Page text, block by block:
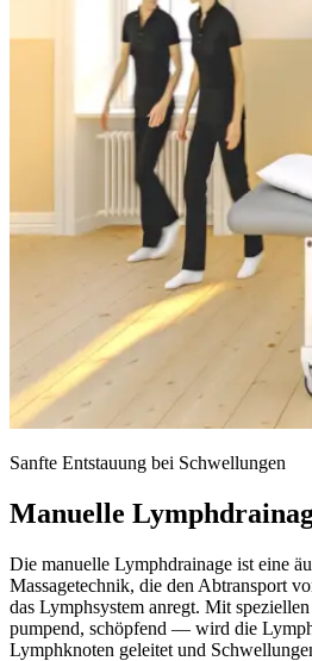
Sanfte Entstauung bei Schwellungen
Manuelle
Die manuelle Lymphdrainage ist eine
Massagetechnik, die den Abtransport
das Lymphsystem anregt. Mit
pumpend, schöpfend — wird die
Lymphknoten geleitet und